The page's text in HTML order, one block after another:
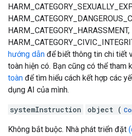
HARM_CATEGORY_HARASSMENT,
hướng dẫn để biết thông tin chi tiết
toàn hiện có. Bạn cũng có thể tham
toàn để tìm hiểu cách kết hợp các
dụng AI của mình.
systemInstruction object (
Không bắt buộc. Nhà phát triển đặt